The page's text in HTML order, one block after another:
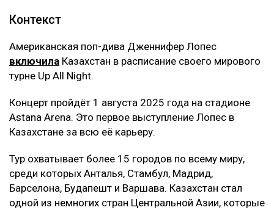
Контекст
Американская поп-дива Дженнифер Лопес
включила Казахстан в расписание своего мирового
турне Up All Night.
Концерт пройдёт 1 августа 2025 года на стадионе
Astana Arena. Это первое выступление Лопес в
Казахстане за всю её карьеру.
Тур охватывает более 15 городов по всему миру,
среди которых Анталья, Стамбул, Мадрид,
Барселона, Будапешт и Варшава. Казахстан стал
одной из немногих стран Центральной Азии, которые